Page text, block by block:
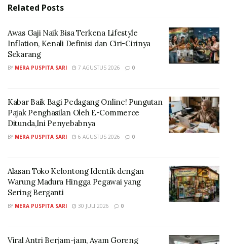
Related Posts
Awas Gaji Naik Bisa Terkena Lifestyle
Inflation, Kenali Definisi dan Ciri-Cirinya
Sekarang
BY MERA PUSPITA SARI 7 AGUSTUS 2026 0
Kabar Baik Bagi Pedagang Online! Pungutan
Pajak Penghasilan Oleh E-Commerce
Ditunda,Ini Penyebabnya
BY MERA PUSPITA SARI 6 AGUSTUS 2026 0
Alasan Toko Kelontong Identik dengan
Warung Madura Hingga Pegawai yang
Sering Berganti
BY MERA PUSPITA SARI 30 JULI 2026 0
Viral Antri Berjam-jam, Ayam Goreng